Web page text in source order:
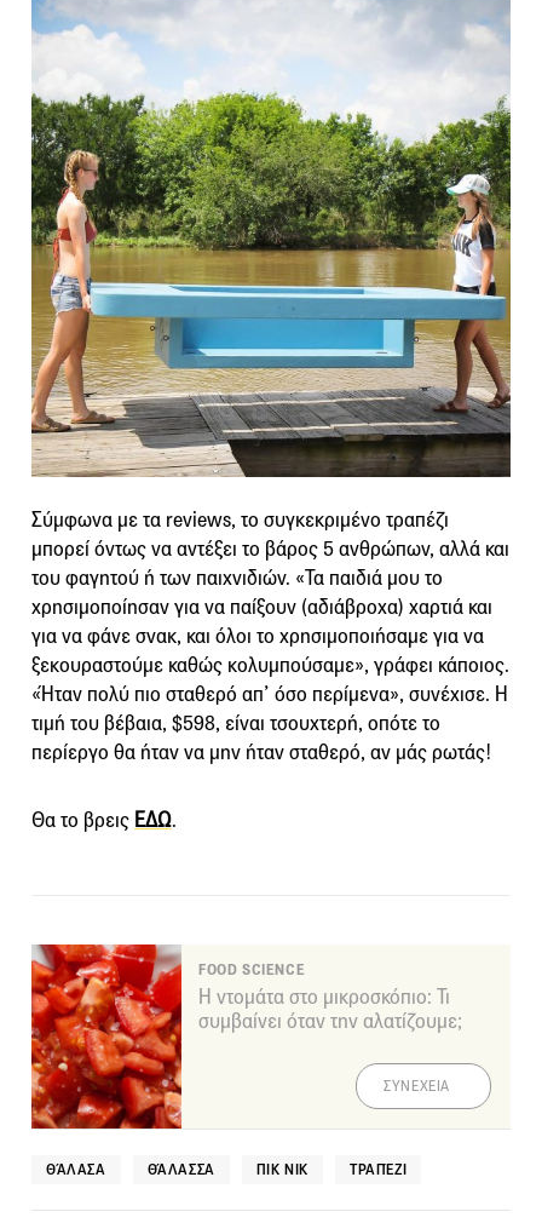
Σύμφωνα με τα reviews, το συγκεκριμένο τραπέζι
μπορεί όντως να αντέξει το βάρος 5 ανθρώπων, αλλά και
του φαγητού ή των παιχνιδιών. «Τα παιδιά μου το
χρησιμοποίησαν για να παίξουν (αδιάβροχα) χαρτιά και
για να φάνε σνακ, και όλοι το χρησιμοποιήσαμε για να
ξεκουραστούμε καθώς κολυμπούσαμε», γράφει κάποιος.
«Ήταν πολύ πιο σταθερό απ’ όσο περίμενα», συνέχισε. Η
τιμή του βέβαια, $598, είναι τσουχτερή, οπότε το
περίεργο θα ήταν να μην ήταν σταθερό, αν μάς ρωτάς!
Θα το βρεις ΕΔΩ.
FOOD SCIENCE
Η ντομάτα στο μικροσκόπιο: Τι
συμβαίνει όταν την αλατίζουμε;
ΣΥΝΕΧΕΙΑ
ΘΆΛΑΣΑ ΘΆΛΑΣΣΑ ΠΙΚ ΝΙΚ ΤΡΑΠΈΖΙ